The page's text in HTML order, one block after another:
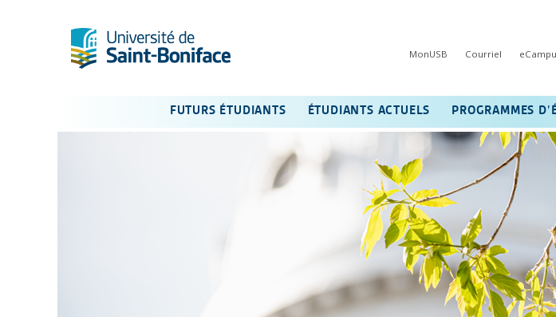
MonUSB Courriel
FUTURS ÉTUDIANTS ÉTUDIANTS ACTUELS PROGRAMMES